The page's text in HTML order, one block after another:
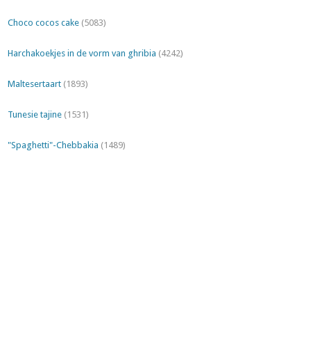
Choco cocos cake (5083)
Harchakoekjes in de vorm van ghribia (4242)
Maltesertaart (1893)
Tunesie tajine (1531)
"Spaghetti"-Chebbakia (1489)